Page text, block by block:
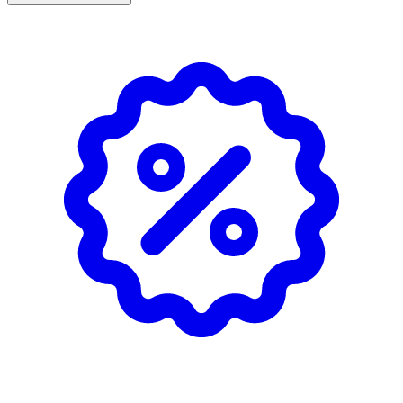
· Transparent gel – bra sikt och precision
· Niacinamid som stödjer hudens barriär
· Bisabolol för en lugnande känsla
· Oparfymerad, dermatologiskt testad, vegansk
· Tillverkad i Sverige; ≥45 % återvunnen plast i
förpackningen
Användning
· Fukta ansiktet med ljummet vatten.
· Applicera gel på fuktig hud och raka medhårs.